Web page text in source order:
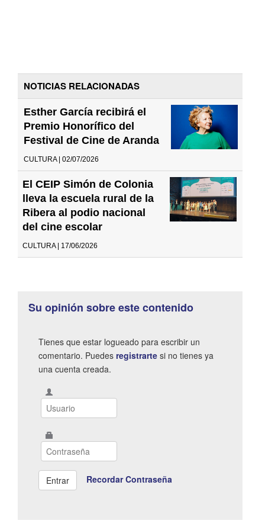
NOTICIAS RELACIONADAS
Esther García recibirá el
Premio Honorífico del
Festival de Cine de Aranda
CULTURA | 02/07/2026
El CEIP Simón de Colonia
lleva la escuela rural de la
Ribera al podio nacional
del cine escolar
CULTURA | 17/06/2026
Su opinión sobre este contenido
Tienes que estar logueado para escribir un
comentario. Puedes registrarte si no tienes ya
una cuenta creada.
Recordar Contraseña